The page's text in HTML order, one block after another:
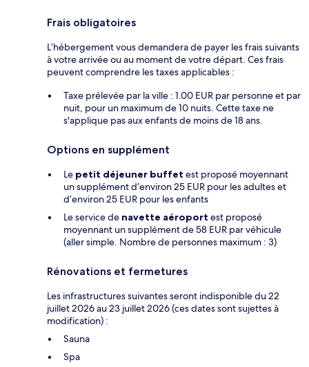
Frais obligatoires
L’hébergement vous demandera de payer les frais suivants
à votre arrivée ou au moment de votre départ. Ces frais
peuvent comprendre les taxes applicables :
Taxe prélevée par la ville : 1.00 EUR par personne et par
nuit, pour un maximum de 10 nuits. Cette taxe ne
s'applique pas aux enfants de moins de 18 ans.
Options en supplément
Le petit déjeuner buffet est proposé moyennant
un supplément d’environ 25 EUR pour les adultes et
d’environ 25 EUR pour les enfants
Le service de navette aéroport est proposé
moyennant un supplément de 58 EUR par véhicule
(aller simple. Nombre de personnes maximum : 3)
Rénovations et fermetures
Les infrastructures suivantes seront indisponible du 22
juillet 2026 au 23 juillet 2026 (ces dates sont sujettes à
modification) :
Sauna
Spa